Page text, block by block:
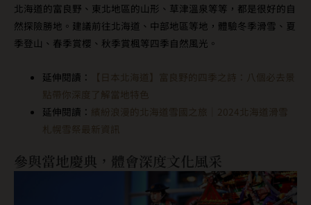
北海道的富良野、東北地區的山形、草津溫泉等等，都是很好的自
然探險勝地。建議前往北海道、中部地區等地，體驗冬季滑雪、夏
季登山、春季賞櫻、秋季賞楓等四季自然風光。
延伸閱讀：
【日本北海道】富良野的四季之詩：八個必去景
點帶你深度了解當地特色
延伸閱讀： 繽紛浪漫的北海道雪國之旅｜2024北海道滑雪
札幌雪祭最新資訊
參與當地慶典，體會深度文化風采